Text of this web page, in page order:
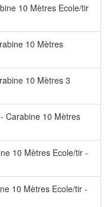
10 Mètres Ecole/tir
10 Mètres
10 Mètres 3
Carabine 10 Mètres
10 Mètres Ecole/tir -
10 Mètres Ecole/tir -